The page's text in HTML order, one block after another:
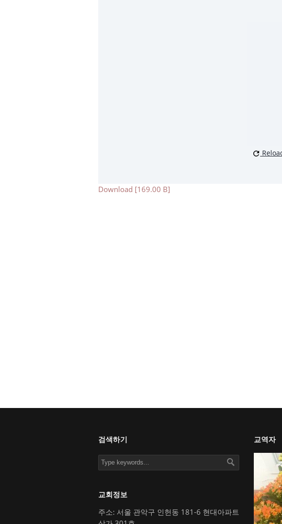
Download [169.00 B]
검색하기
교회정보
주소: 서울 관악구 인헌동 181-6 현대아파트
교역자